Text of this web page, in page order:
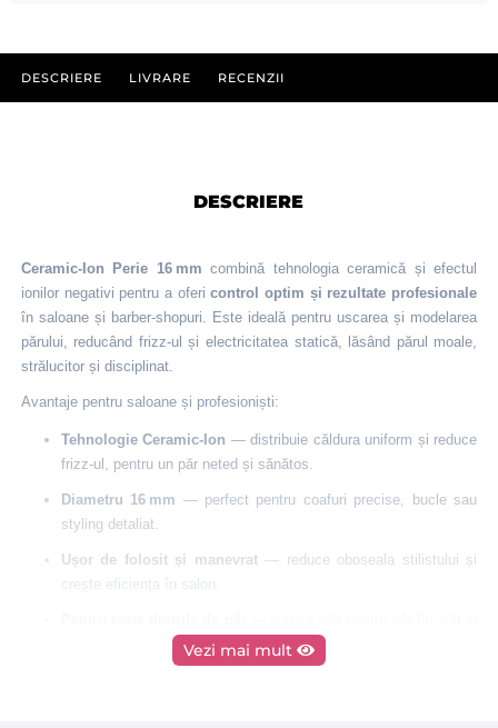
DESCRIERE LIVRARE RECENZII
DESCRIERE
Ceramic-Ion Perie 16 mm combină tehnologia ceramică și efectul
ionilor negativi pentru a ofericontrol optim și rezultate profesionale
în saloane și barber‑shopuri. Este ideală pentru uscarea și modelarea
părului, reducând frizz-ul și electricitatea statică, lăsând părul moale,
strălucitor și disciplinat.
Avantaje pentru saloane și profesioniști:
Tehnologie Ceramic-Ion — distribuie căldura uniform și reduce
frizz-ul, pentru un păr neted și sănătos.
Diametru 16 mm — perfect pentru coafuri precise, bucle sau
styling detaliat.
Ușor de folosit și manevrat— reduce oboseala stilistului și
crește eficiența în salon.
gros sau dificil de aranjat.Vezi mai mult